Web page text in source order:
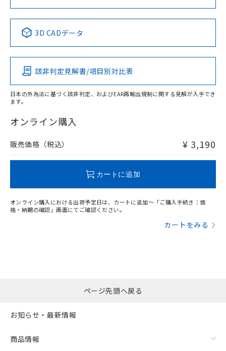
Pb Hg Cd Cr(VI)
O
在庫等で未対応品が混在する可能性があります。
問い合わせください。
3D CADデータ
該非判定見解書/項目別対比表
日本の外為法に基づく該非判定、およびEAR再輸出規制に関する見解が入手でき
ます。
オンライン購入
販売価格（税込） ¥ 3,190
カートに追加
オンライン購入における出荷予定日は、カートに追加～「ご購入手続き：価
格・納期の確認」画面にてご確認ください。
カートをみる
ページ先頭へ戻る
お知らせ・最新情報
商品情報